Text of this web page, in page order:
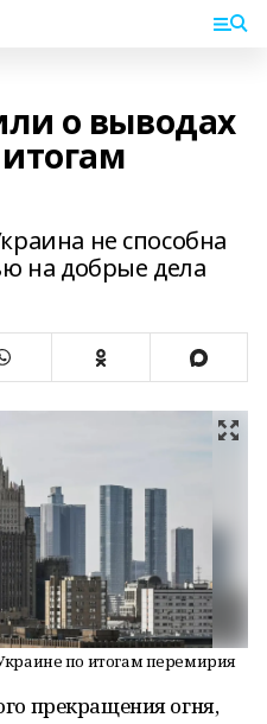
о выводах
не способна
на добрые дела
по итогам перемирия
прекращения огня,